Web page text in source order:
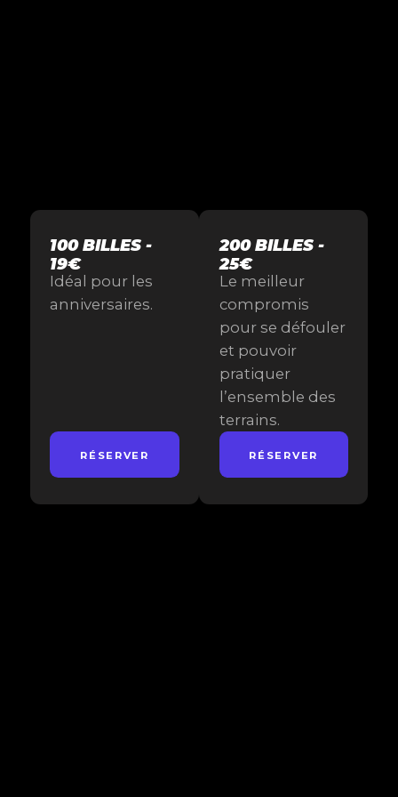
100 BILLES -
19€
Idéal pour les
anniversaires.
RÉSERVER
200 BILLES -
25€
Le meilleur
compromis
pour se défouler
et pouvoir
pratiquer
l’ensemble des
terrains.
RÉSERVER